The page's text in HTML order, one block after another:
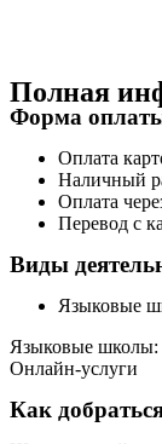
Полная
Форма
Оплата
Наличный
Оплата
Перевод с
Виды
Языковые
Языковые школы:
Онлайн-услуги
Как